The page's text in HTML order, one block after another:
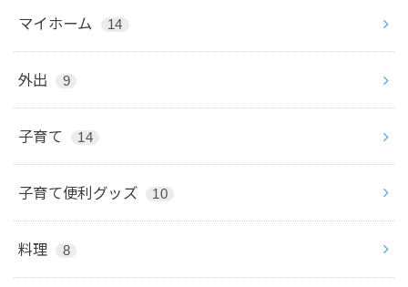
マイホーム 14
外出 9
子育て 14
子育て便利グッズ 10
料理 8